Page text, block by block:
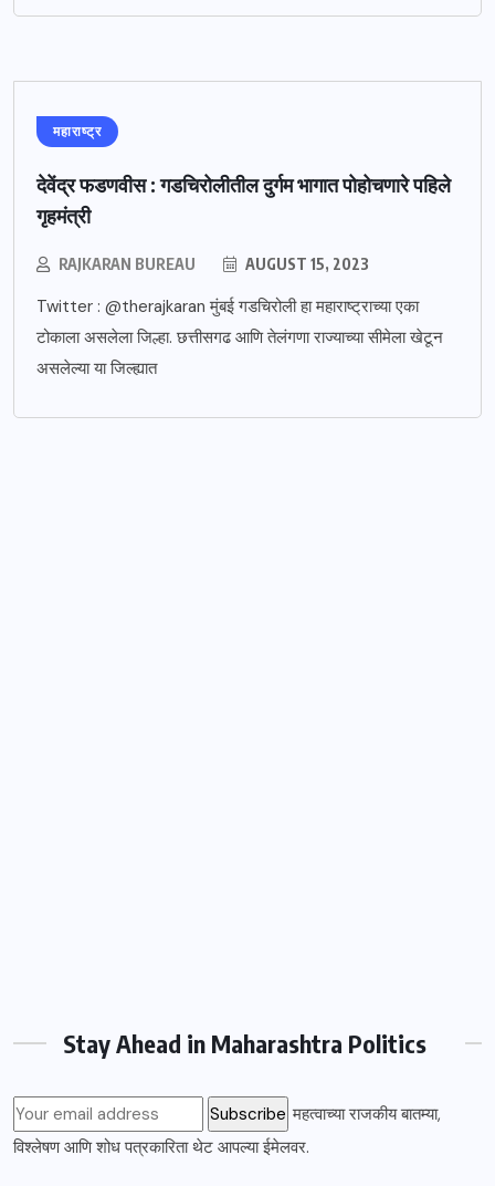
महाराष्ट्र
देवेंद्र फडणवीस : गडचिरोलीतील दुर्गम भागात पोहोचणारे पहिले
गृहमंत्री
RAJKARAN BUREAU AUGUST 15, 2023
Twitter : @therajkaran मुंबई गडचिरोली हा महाराष्ट्राच्या एका
टोकाला असलेला जिल्हा. छत्तीसगढ आणि तेलंगणा राज्याच्या सीमेला खेटून
असलेल्या या जिल्ह्यात
Stay Ahead in Maharashtra Politics
महत्वाच्या राजकीय बातम्या,
विश्लेषण आणि शोध पत्रकारिता थेट आपल्या ईमेलवर.